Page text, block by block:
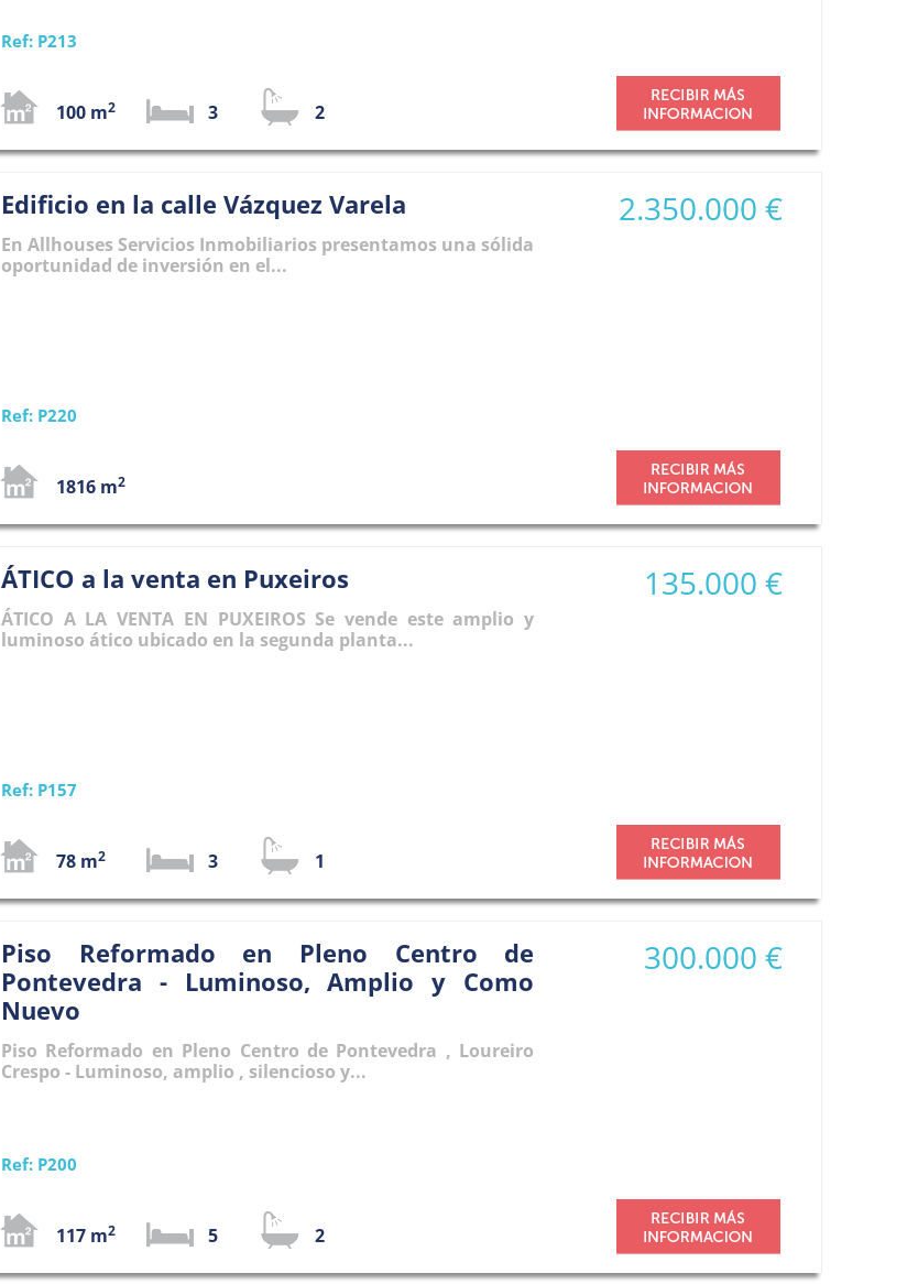
Ref: P213
100 m2 3 2
Edificio en la calle Vázquez Varela
En Allhouses Servicios Inmobiliarios presentamos una sólida
oportunidad de inversión en el...
Ref: P220
1816 m2
2.350.000 €
ÁTICO a la venta en Puxeiros
ÁTICO A LA VENTA EN PUXEIROS Se vende este amplio y
luminoso ático ubicado en la segunda planta...
Ref: P157
78 m2 3 1
135.000 €
Piso Reformado en Pleno Centro de
Pontevedra - Luminoso, Amplio y Como
Nuevo
Piso Reformado en Pleno Centro de Pontevedra , Loureiro
Crespo - Luminoso, amplio , silencioso y...
Ref: P200
117 m2 5 2
300.000 €